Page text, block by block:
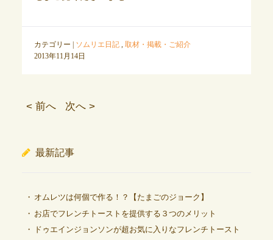
カテゴリー | ソムリエ日記, 取材・掲載・ご紹介
2013年11月14日
< 前へ 次へ >
最新記事
オムレツは何個で作る！？【たまごのジョーク】
お店でフレンチトーストを提供する３つのメリット
ドゥエインジョンソンが超お気に入りなフレンチトースト